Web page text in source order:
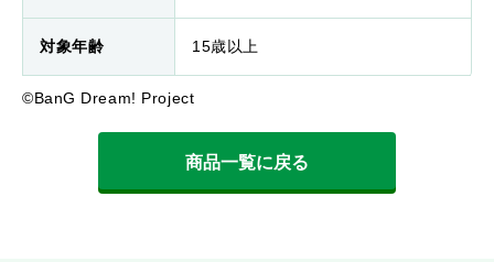
対象年齢 15歳以上
©BanG Dream! Project
商品一覧に戻る